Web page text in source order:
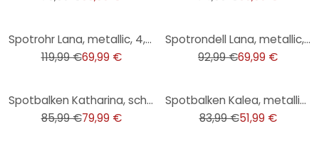
Spotrohr Lana, metallic, 4, 17 x 79 cm, Glas Strahler
119,99 €69,99 €
Spotrondell Lana, metallic, 4, 14,5 x 30,5 cm, Glas Strahler
92,99 €69,99 €
Spotbalken Katharina, schwarz, 16 x 40 cm, Innenleuchte
85,99 €79,99 €
Spotbalken Kalea, metallic, 10,5 x 22 cm, Metall Deckenspots, dimmbar
83,99 €51,99 €